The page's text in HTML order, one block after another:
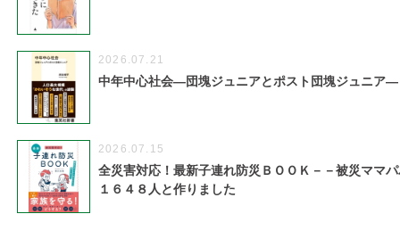
2026.07.21
中年中心社会―団塊ジュニアとポスト団塊ジュニア―
2026.07.15
全災害対応！最新子連れ防災ＢＯＯＫ－－被災ママ
１６４８人と作りました